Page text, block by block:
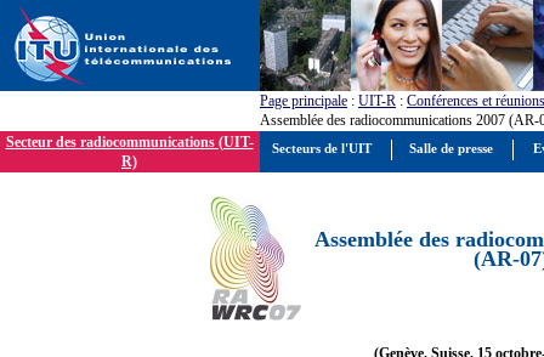
Page principale : UIT-R : Conférences et réunions
Assemblée des radiocommunications 2007 (AR-
Secteur des radiocommunications (UIT-
R)
Assemblée des
(AR-
(Genève, Suisse, 15
Secteurs de l'UIT Salle de presse